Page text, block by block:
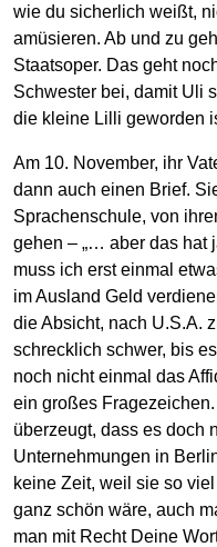
wie du sicherlich weißt,
amüsieren. Ab und zu
Staatsoper. Das geht
Schwester bei, damit Uli
die kleine Lilli geworden
Am 10. November, ihr
dann auch einen Brief.
Sprachenschule, von
gehen – „… aber das hat
muss ich erst einmal
im Ausland Geld
die Absicht, nach U.S.A.
schrecklich schwer, bis
noch nicht einmal das
ein großes
überzeugt, dass es doch
Unternehmungen in
keine Zeit, weil sie so
ganz schön wäre, auch
man mit Recht Deine